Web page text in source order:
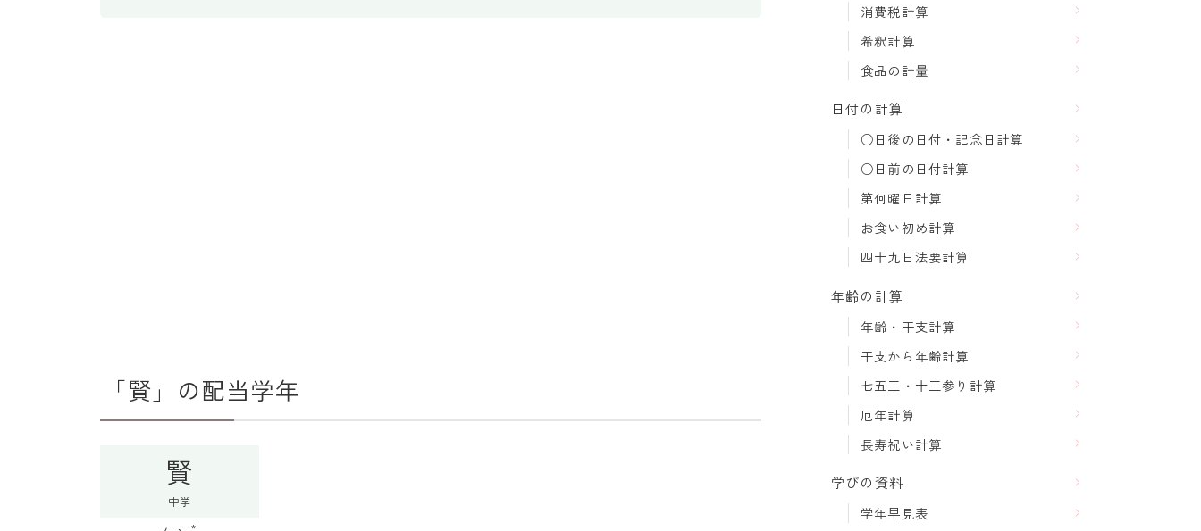
「賢」の配当学年
賢
中学
*
消費税計算
希釈計算
食品の計量
日付の計算
○日後の日付・記念日計算
○日前の日付計算
第何曜日計算
お食い初め計算
四十九日法要計算
年齢の計算
年齢・干支計算
干支から年齢計算
七五三・十三参り計算
厄年計算
長寿祝い計算
学びの資料
学年早見表